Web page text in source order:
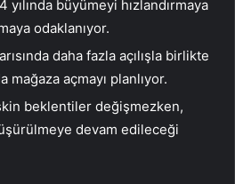
büyümeyi hızlandırmaya
odaklanıyor.
daha fazla açılışla birlikte
mağaza açmayı planlıyor.
beklentiler değişmezken,
devam edileceği